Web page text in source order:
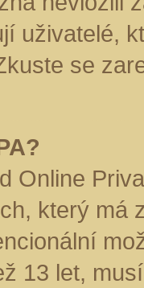
uživatelé,
se
Online
který má
13 let,